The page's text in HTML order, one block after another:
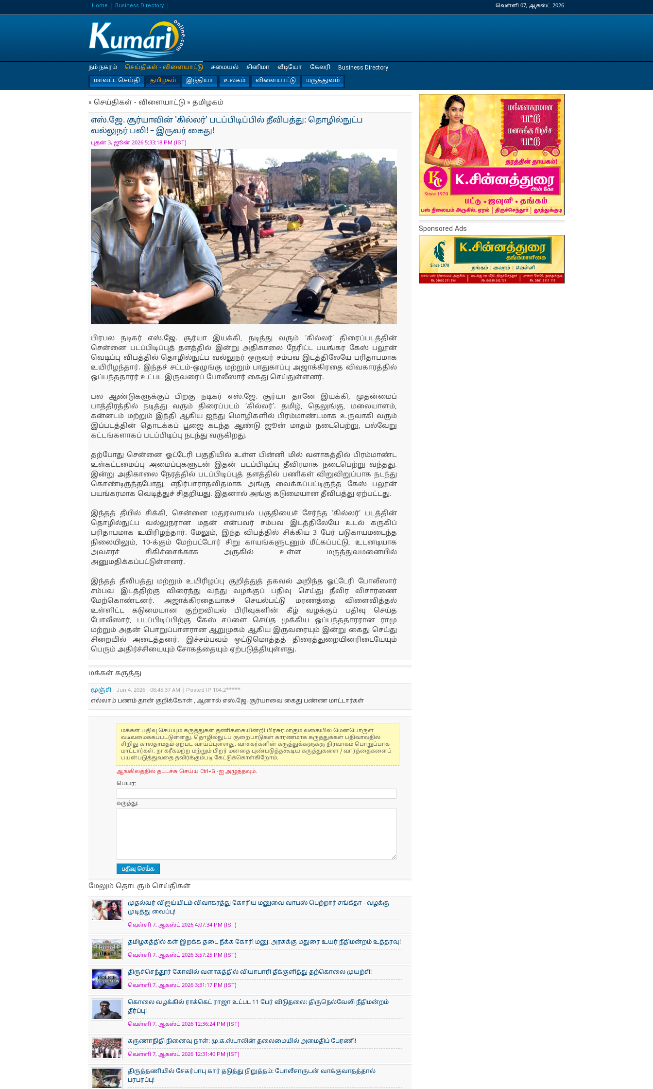
Home Business Directory வெள்ளி 07, ஆகஸ்ட் 2026
நம் நகரம்
செய்திகள் - விளையாட்டு
மாவட்ட செய்தி
தமிழகம் இந்தியா உலகம் விளையாட்டு மருத்துவம்
சமையல் சினிமா வீடியோ கேலரி Business Directory
» செய்திகள் - விளையாட்டு » தமிழகம்
எஸ்.ஜே. சூர்யாவின் 'கில்லர்' படப்பிடிப்பில் தீவிபத்து: தொழில்நுட்ப
வல்லுநர் பலி! – இருவர் கைது!
புதன் 3, ஜூன் 2026 5:33:18 PM (IST)
பிரபல நடிகர் எஸ்.ஜே. சூர்யா இயக்கி, நடித்து வரும் ‘கில்லர்’ திரைப்படத்தின்
சென்னை படப்பிடிப்புத் தளத்தில் இன்று அதிகாலை நேரிட்ட பயங்கர கேஸ் பலூன்
வெடிப்பு விபத்தில் தொழில்நுட்ப வல்லுநர் ஒருவர் சம்பவ இடத்திலேயே பரிதாபமாக
உயிரிழந்தார். இந்தச் சட்டம்-ஒழுங்கு மற்றும் பாதுகாப்பு அஜாக்கிரதை விவகாரத்தில்
ஒப்பந்ததாரர் உட்பட இருவரைப் போலீஸார் கைது செய்துள்ளனர்.
பல ஆண்டுகளுக்குப் பிறகு நடிகர் எஸ்.ஜே. சூர்யா தானே இயக்கி, முதன்மைப்
பாத்திரத்தில் நடித்து வரும் திரைப்படம் ‘கில்லர்’. தமிழ், தெலுங்கு, மலையாளம்,
கன்னடம் மற்றும் இந்தி ஆகிய ஐந்து மொழிகளில் பிரம்மாண்டமாக உருவாகி வரும்
இப்படத்தின் தொடக்கப் பூஜை கடந்த ஆண்டு ஜூன் மாதம் நடைபெற்று, பல்வேறு
கட்டங்களாகப் படப்பிடிப்பு நடந்து வருகிறது.
தற்போது சென்னை ஓட்டேரி பகுதியில் உள்ள பின்னி மில் வளாகத்தில் பிரம்மாண்ட
உள்கட்டமைப்பு அமைப்புகளுடன் இதன் படப்பிடிப்பு தீவிரமாக நடைபெற்று வந்தது.
இன்று அதிகாலை நேரத்தில் படப்பிடிப்புத் தளத்தில் பணிகள் விறுவிறுப்பாக நடந்து
கொண்டிருந்தபோது, எதிர்பாராதவிதமாக அங்கு வைக்கப்பட்டிருந்த கேஸ் பலூன்
பயங்கரமாக வெடித்துச் சிதறியது. இதனால் அங்கு கடுமையான தீவிபத்து ஏற்பட்டது.
இந்தத் தீயில் சிக்கி, சென்னை மதுரவாயல் பகுதியைச் சேர்ந்த ‘கில்லர்’ படத்தின்
தொழில்நுட்ப வல்லுநரான மதன் என்பவர் சம்பவ இடத்திலேயே உடல் கருகிப்
பரிதாபமாக உயிரிழந்தார். மேலும், இந்த விபத்தில் சிக்கிய 3 பேர் படுகாயமடைந்த
நிலையிலும், 10-க்கும் மேற்பட்டோர் சிறு காயங்களுடனும் மீட்கப்பட்டு, உடனடியாக
அவசரச் சிகிச்சைக்காக அருகில் உள்ள மருத்துவமனையில்
அனுமதிக்கப்பட்டுள்ளனர்.
இந்தத் தீவிபத்து மற்றும் உயிரிழப்பு குறித்துத் தகவல் அறிந்த ஓட்டேரி போலீஸார்
சம்பவ இடத்திற்கு விரைந்து வந்து வழக்குப் பதிவு செய்து தீவிர விசாரணை
மேற்கொண்டனர். அஜாக்கிரதையாகச் செயல்பட்டு மரணத்தை விளைவித்தல்
உள்ளிட்ட கடுமையான குற்றவியல் பிரிவுகளின் கீழ் வழக்குப் பதிவு செய்த
போலீஸார், படப்பிடிப்பிற்கு கேஸ் சப்ளை செய்த முக்கிய ஒப்பந்ததாரரான ராமு
மற்றும் அதன் பொறுப்பாளரான ஆறுமுகம் ஆகிய இருவரையும் இன்று கைது செய்து
சிறையில் அடைத்தனர். இச்சம்பவம் ஒட்டுமொத்தத் திரைத்துறையினரிடையேயும்
பெரும் அதிர்ச்சியையும் சோகத்தையும் ஏற்படுத்தியுள்ளது.
மக்கள் கருத்து
மூஞ்சி
Jun 4, 2026 - 08:45:37 AM | Posted IP 104.2*****
எல்லாம் பணம் தான் குறிக்கோள் , ஆனால் எஸ்.ஜே. சூர்யாவை கைது பண்ண மாட்டார்கள்
மக்கள் பதிவு செய்யும் கருத்துகள் தணிக்கையின்றி பிரசுரமாகும் வகையில் மென்பொருள்
வடிவமைக்கப்பட்டுள்ளது. தொழில்நுட்ப குறைபாடுகள் காரணமாக கருத்துக்கள் பதிவாவதில்
சிறிது காலதாமதம் ஏற்பட வாய்ப்புள்ளது. வாசகர்களின் கருத்துக்களுக்கு நிர்வாகம் பொறுப்பாக
மாட்டார்கள். நாகரீகமற்ற மற்றும் பிறர் மனதை புண்படுத்தகூடிய கருத்துகளை / வார்த்தைகளைப்
பயன்படுத்துவதை தவிர்க்கும்படி கேட்டுக்கொள்கிறோம்.
ஆங்கிலத்தில் தட்டச்சு செய்ய Ctrl+G -ஐ அழுத்தவும்.
பெயர்:
கருத்து:
மேலும் தொடரும் செய்திகள்
முதல்வர் விஜய்யிடம் விவாகரத்து கோரிய மனுவை வாபஸ் பெற்றார் சங்கீதா - வழக்கு
முடித்து வைப்பு!
வெள்ளி 7, ஆகஸ்ட் 2026 4:07:34 PM (IST)
தமிழகத்தில் கள் இறக்க தடை நீக்க கோரி மனு: அரசுக்கு மதுரை உயர் நீதிமன்றம் உத்தரவு!
வெள்ளி 7, ஆகஸ்ட் 2026 3:57:25 PM (IST)
திருச்செந்தூர் கோவில் வளாகத்தில் வியாபாரி தீக்குளித்து தற்கொலை முயற்சி!
வெள்ளி 7, ஆகஸ்ட் 2026 3:31:17 PM (IST)
கொலை வழக்கில் ராக்கெட் ராஜா உட்பட 11 பேர் விடுதலை: திருநெல்வேலி நீதிமன்றம்
தீர்ப்பு!
வெள்ளி 7, ஆகஸ்ட் 2026 12:36:24 PM (IST)
கருணாநிதி நினைவு நாள்: மு.க.ஸ்டாலின் தலைமையில் அமைதிப் பேரணி!
வெள்ளி 7, ஆகஸ்ட் 2026 12:31:40 PM (IST)
திருத்தணியில் சேகர்பாபு கார் தடுத்து நிறுத்தம்: போலீசாருடன் வாக்குவாதத்தால்
பரபரப்பு!
Sponsored Ads